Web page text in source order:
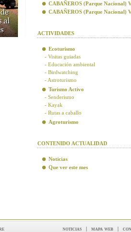
CABAÑEROS (Parque Nacional)
CABAÑEROS (Parque Nacional)
ACTIVIDADES
Ecoturismo
- Visitas guiadas
- Educación ambiental
- Birdwatching
- Astroturismo
Turismo Activo
- Senderismo
- Kayak
- Rutas a caballo
Agroturismo
CONTENIDO ACTUALIDAD
Noticias
Que ver este mes
noticias | mapa web |